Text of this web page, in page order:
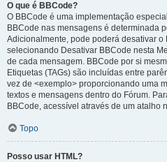
O que é BBCode?
O BBCode é uma implementação
BBCode nas mensagens é determinada
Adicionalmente, pode poderá desativar o
selecionando Desativar BBCode nesta
de cada mensagem. BBCode por si
Etiquetas (TAGs) são incluídas entre
vez de <exemplo> proporcionando uma
textos e mensagens dentro do Fórum.
BBCode, acessível através de um atalho
Topo
Posso usar HTML?